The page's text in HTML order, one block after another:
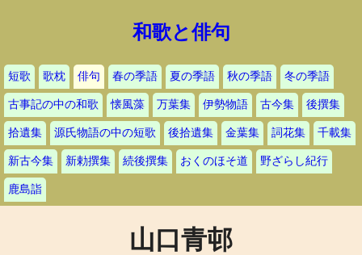
和歌と俳句
短歌 歌枕 俳句 春の季語 夏の季語 秋の季語 冬の季語
古事記の中の和歌 懐風藻 万葉集 伊勢物語 古今集 後撰集
拾遺集 源氏物語の中の短歌 後拾遺集 金葉集 詞花集 千載集
新古今集 新勅撰集 続後撰集 おくのほそ道 野ざらし紀行
鹿島詣
山口青邨